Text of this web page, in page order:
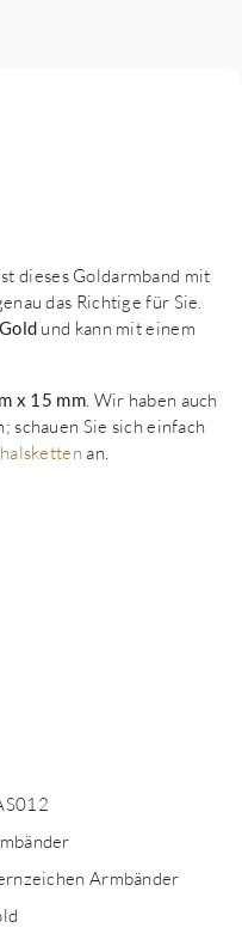
dieses Goldarmband mit
das Richtige für Sie.
und kann mit einem
x 15 mm. Wir haben auch
schauen Sie sich einfach
an.
Armbänder